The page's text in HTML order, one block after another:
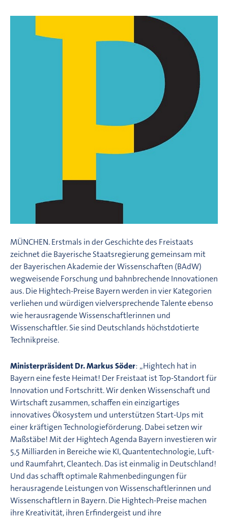
MÜNCHEN. Erstmals in der Geschichte des Freistaats
zeichnet die Bayerische Staatsregierung gemeinsam mit
der Bayerischen Akademie der Wissenschaften (BAdW)
wegweisende Forschung und bahnbrechende Innovationen
aus. Die Hightech-Preise Bayern werden in vier Kategorien
verliehen und würdigen vielversprechende Talente ebenso
wie herausragende Wissenschaftlerinnen und
Wissenschaftler. Sie sind Deutschlands höchstdotierte
Technikpreise.
Ministerpräsident Dr. Markus Söder: „Hightech hat in
Bayern eine feste Heimat! Der Freistaat ist Top-Standort für
Innovation und Fortschritt. Wir denken Wissenschaft und
Wirtschaft zusammen, schaffen ein einzigartiges
innovatives Ökosystem und unterstützen Start-Ups mit
einer kräftigen Technologieförderung. Dabei setzen wir
Maßstäbe! Mit der Hightech Agenda Bayern investieren wir
5,5 Milliarden in Bereiche wie KI, Quantentechnologie, Luft-
und Raumfahrt, Cleantech. Das ist einmalig in Deutschland!
Und das schafft optimale Rahmenbedingungen für
herausragende Leistungen von Wissenschaftlerinnen und
Wissenschaftlern in Bayern. Die Hightech-Preise machen
ihre Kreativität, ihren Erfindergeist und ihre